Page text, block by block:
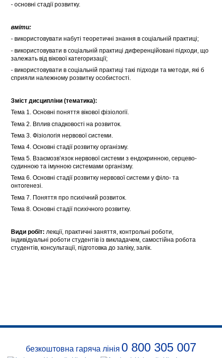
- основні стадії розвитку.
вміти:
- використовувати набуті теоретичні знання в соціальній практиці;
- використовувати в соціальній практиці диференційовані підходи, що
залежать від вікової категоризації;
- використовувати в соціальній практиці такі підходи та методи, які б
сприяли належному розвитку особистості.
Зміст дисципліни (тематика):
Тема 1. Основні поняття вікової фізіології.
Тема 2. Вплив спадковості на розвиток.
Тема 3. Фізіологія нервової системи.
Тема 4. Основні стадії розвитку організму.
Тема 5. Взаємозв’язок нервової системи з ендокринною, серцево-
судинною та імунною системами організму.
Тема 6. Основні стадії розвитку нервової системи у філо- та
онтогенезі.
Тема 7. Поняття про психічний розвиток.
Тема 8. Основні стадії психічного розвитку.
Види робіт: лекції, практичні заняття, контрольні роботи,
індивідуальні роботи студентів із викладачем, самостійна робота
студентів, консультації, підготовка до заліку, залік.
безкоштовна гаряча лінія 0 800 305 007